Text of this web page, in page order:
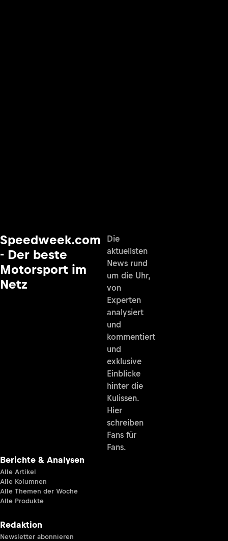
Speedweek.com
- Der beste
Motorsport im
Netz
Die
aktuellsten
News rund
um die Uhr,
von
Experten
analysiert
und
kommentiert
und
exklusive
Einblicke
hinter die
Kulissen.
Hier
schreiben
Fans für
Fans.
Berichte & Analysen
Alle Artikel
Alle Kolumnen
Alle Themen der Woche
Alle Produkte
Redaktion
Newsletter abonnieren